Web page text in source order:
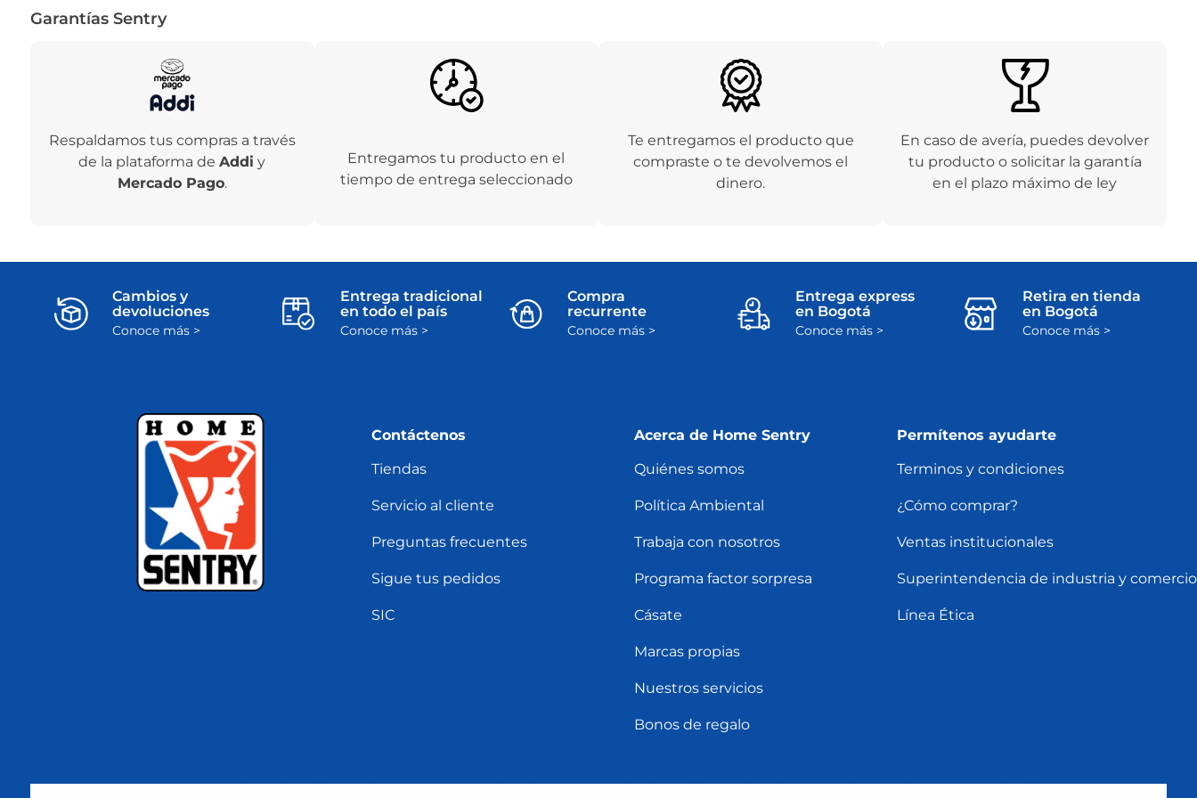
Garantías Sentry
Respaldamos tus compras a través
de la plataforma deAddi y
Mercado Pago.
Entregamos tu producto en el
tiempo de entrega seleccionado
Te entregamos el producto que
compraste o te devolvemos el
dinero.
En caso de avería, puedes devolver
tu producto o solicitar la garantía
en el plazo máximo de ley
Cambios y
devoluciones
Conoce más >
Entrega tradicional
en todo el país
Conoce más >
Compra
recurrente
Conoce más >
Entrega express
en Bogotá
Conoce más >
Retira en tienda
en Bogotá
Conoce más >
Contáctenos
Tiendas
Servicio al cliente
Preguntas frecuentes
Sigue tus pedidos
SIC
Acerca de Home Sentry
Quiénes somos
Política Ambiental
Trabaja con nosotros
Programa factor sorpresa
Cásate
Marcas propias
Nuestros servicios
Bonos de regalo
Permítenos ayudarte
Terminos y condiciones
¿Cómo comprar?
Ventas institucionales
Superintendencia de industria y comercio
Línea Ética